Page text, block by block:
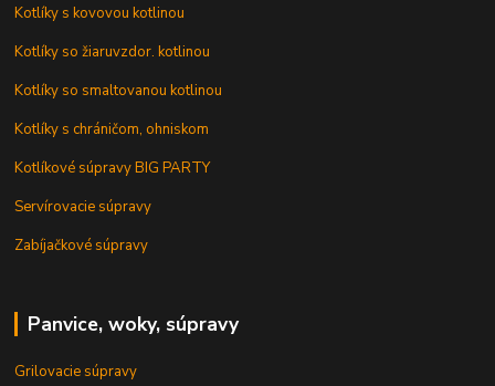
Kotlíky s kovovou kotlinou
Kotlíky so žiaruvzdor. kotlinou
Kotlíky so smaltovanou kotlinou
Kotlíky s chráničom, ohniskom
Kotlíkové súpravy BIG PARTY
Servírovacie súpravy
Zabíjačkové súpravy
Panvice, woky, súpravy
Grilovacie súpravy